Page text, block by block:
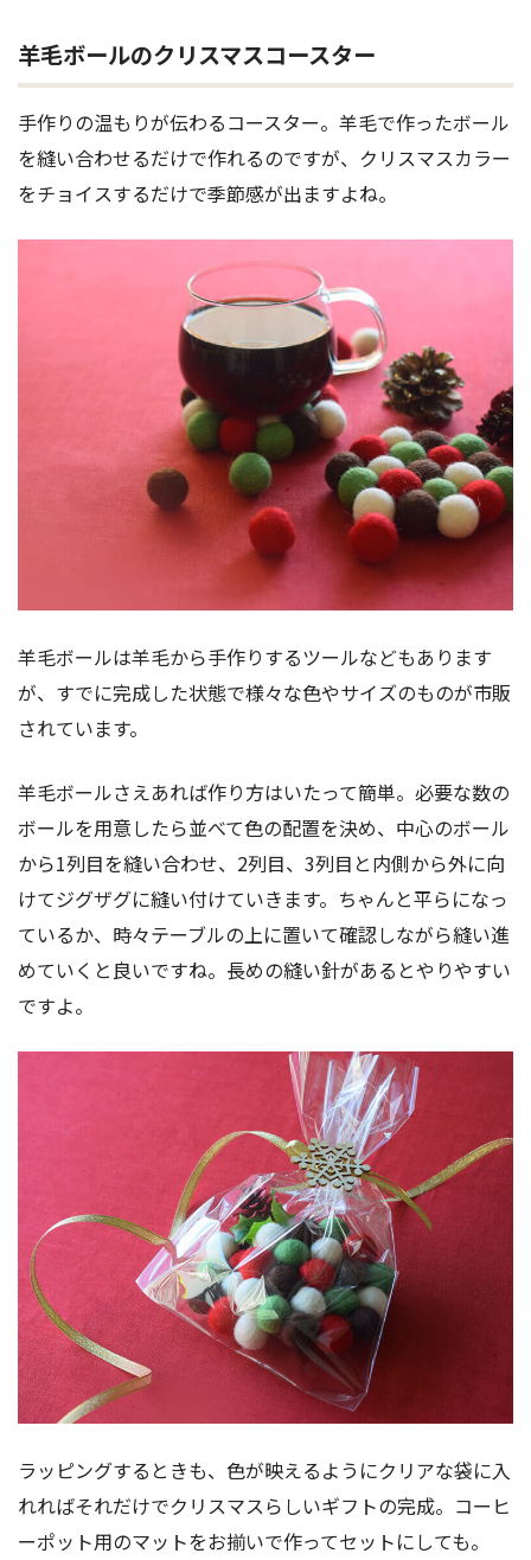
羊毛ボールのクリスマスコースター
手作りの温もりが伝わるコースター。羊毛で作ったボール
を縫い合わせるだけで作れるのですが、クリスマスカラー
をチョイスするだけで季節感が出ますよね。
羊毛ボールは羊毛から手作りするツールなどもあります
が、すでに完成した状態で様々な色やサイズのものが市販
されています。
羊毛ボールさえあれば作り方はいたって簡単。必要な数の
ボールを用意したら並べて色の配置を決め、中心のボール
から1列目を縫い合わせ、2列目、3列目と内側から外に向
けてジグザグに縫い付けていきます。ちゃんと平らになっ
ているか、時々テーブルの上に置いて確認しながら縫い進
めていくと良いですね。長めの縫い針があるとやりやすい
ですよ。
ラッピングするときも、色が映えるようにクリアな袋に入
れればそれだけでクリスマスらしいギフトの完成。コーヒ
ーポット用のマットをお揃いで作ってセットにしても。